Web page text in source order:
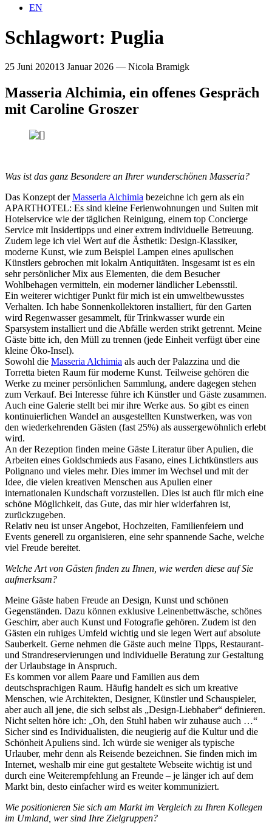
EN
Schlagwort: Puglia
25 Juni 202013 Januar 2026 — Nicola Bramigk
Masseria Alchimia, ein offenes Gespräch
mit Caroline Groszer
Was ist das ganz Besondere an Ihrer wunderschönen Masseria?
Das Konzept derMasseria Alchimia bezeichne ich gern als ein
APARTHOTEL: Es sind kleine Ferienwohnungen und Suiten mit
Hotelservice wie der täglichen Reinigung, einem top Concierge
Service mit Insidertipps und einer extrem individuelle Betreuung.
Zudem lege ich viel Wert auf die Ästhetik: Design-Klassiker,
moderne Kunst, wie zum Beispiel Lampen eines apulischen
Künstlers gebrochen mit lokalrn Antiquitäten. Insgesamt ist es ein
sehr persönlicher Mix aus Elementen, die dem Besucher
Wohlbehagen vermitteln, ein moderner ländlicher Lebensstil.
Ein weiterer wichtiger Punkt für mich ist ein umweltbewusstes
Verhalten. Ich habe Sonnenkollektoren installiert, für den Garten
wird Regenwasser gesammelt, für Trinkwasser wurde ein
Sparsystem installiert und die Abfälle werden strikt getrennt. Meine
Gäste bitte ich, den Müll zu trennen (jede Einheit verfügt über eine
kleine Öko-Insel).
Sowohl die Masseria Alchimia als auch der Palazzina und die
Torretta bieten Raum für moderne Kunst. Teilweise gehören die
Werke zu meiner persönlichen Sammlung, andere dagegen stehen
zum Verkauf. Bei Interesse führe ich Künstler und Gäste zusammen.
Auch eine Galerie stellt bei mir ihre Werke aus. So gibt es einen
kontinuierlichen Wandel an ausgestellten Kunstwerken, was von
den wiederkehrenden Gästen (fast 25%) als aussergewöhnlich erlebt
wird.
An der Rezeption finden meine Gäste Literatur über Apulien, die
Arbeiten eines Goldschmieds aus Fasano, eines Lichtkünstlers aus
Polignano und vieles mehr. Dies immer im Wechsel und mit der
Idee, die vielen kreativen Menschen aus Apulien einer
internationalen Kundschaft vorzustellen. Dies ist auch für mich eine
schöne Möglichkeit, das Gute, das mir hier widerfahren ist,
zurückzugeben.
Relativ neu ist unser Angebot, Hochzeiten, Familienfeiern und
Events generell zu organisieren, eine sehr spannende Sache, welche
viel Freude bereitet.
Welche Art von Gästen finden zu Ihnen, wie werden diese auf Sie
aufmerksam?
Meine Gäste haben Freude an Design, Kunst und schönen
Gegenständen. Dazu können exklusive Leinenbettwäsche, schönes
Geschirr, aber auch Kunst und Fotografie gehören. Zudem ist den
Gästen ein ruhiges Umfeld wichtig und sie legen Wert auf absolute
Sauberkeit. Gerne nehmen die Gäste auch meine Tipps, Restaurant-
und Strandreservierungen und individuelle Beratung zur Gestaltung
der Urlaubstage in Anspruch.
Es kommen vor allem Paare und Familien aus dem
deutschsprachigen Raum. Häufig handelt es sich um kreative
Menschen, wie Architekten, Designer, Künstler und Schauspieler,
aber auch all jene, die sich selbst als „Design-Liebhaber“ definieren.
Nicht selten höre ich: „Oh, den Stuhl haben wir zuhause auch …“
Sicher sind es Individualisten, die neugierig auf die Kultur und die
Schönheit Apuliens sind. Ich würde sie weniger als typische
Urlauber, mehr denn als Reisende bezeichnen. Sie finden mich im
Internet, weshalb mir eine gut gestaltete Webseite wichtig ist und
durch eine Weiterempfehlung an Freunde – je länger ich auf dem
Markt bin, desto einfacher wird es weiter kommuniziert.
Wie positionieren Sie sich am Markt im Vergleich zu Ihren Kollegen
im Umland, wer sind Ihre Zielgruppen?